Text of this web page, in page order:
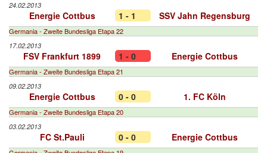
24.02.2013
Energie Cottbus 1 - 1 SSV Jahn Regensburg
Germania - Zweite Bundesliga Etapa 22
17.02.2013
FSV Frankfurt 1899 1 - 0 Energie Cottbus
Germania - Zweite Bundesliga Etapa 21
09.02.2013
Energie Cottbus 0 - 0 1. FC Köln
Germania - Zweite Bundesliga Etapa 20
03.02.2013
FC St.Pauli 0 - 0 Energie Cottbus